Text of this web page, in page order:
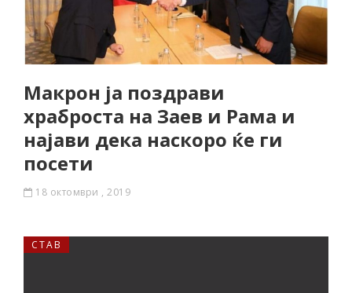
Макрон ја поздрави
храброста на Заев и Рама и
најави дека наскоро ќе ги
посети
18 октомври , 2019
СТАВ